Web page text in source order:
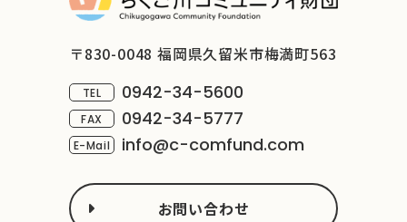
〒830-0048 福岡県久留米市梅満町563
TEL 0942-34-5600
FAX 0942-34-5777
E-Mail info@c-comfund.com
お問い合わせ